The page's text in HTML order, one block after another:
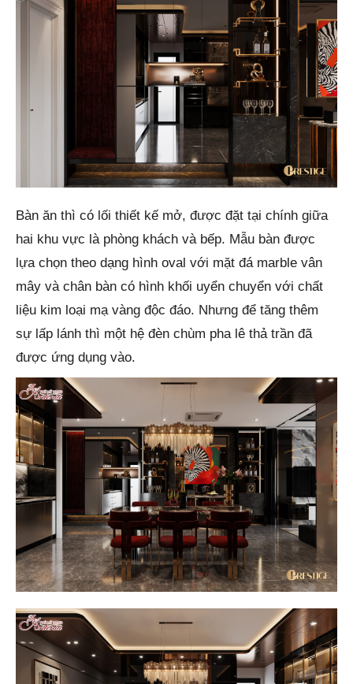
Bàn ăn thì có lối thiết kế mở, được đặt tại chính giữa
hai khu vực là phòng khách và bếp. Mẫu bàn được
lựa chọn theo dạng hình oval với mặt đá marble vân
mây và chân bàn có hình khối uyển chuyển với chất
liệu kim loại mạ vàng độc đáo. Nhưng để tăng thêm
sự lấp lánh thì một hệ đèn chùm pha lê thả trần đã
được ứng dụng vào.